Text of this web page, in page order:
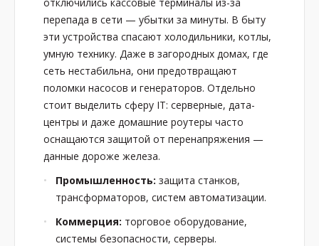
перепада в сети — убытки за минуты. В быту
эти устройства спасают холодильники, котлы,
умную технику. Даже в загородных домах, где
сеть нестабильна, они предотвращают
поломки насосов и генераторов. Отдельно
стоит выделить сферу IT: серверные, дата-
центры и даже домашние роутеры часто
оснащаются защитой от перенапряжения —
данные дороже железа.
Промышленность: защита станков,
трансформаторов, систем автоматизации.
Коммерция: торговое оборудование,
системы безопасности, серверы.